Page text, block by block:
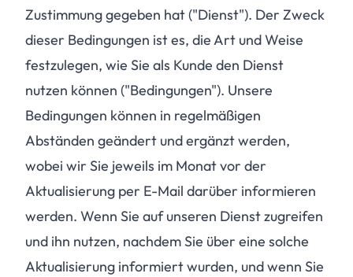
Zustimmung gegeben hat ("Dienst"). Der Zweck
dieser Bedingungen ist es, die Art und Weise
festzulegen, wie Sie als Kunde den Dienst
nutzen können ("Bedingungen"). Unsere
Bedingungen können in regelmäßigen
Abständen geändert und ergänzt werden,
wobei wir Sie jeweils im Monat vor der
Aktualisierung per E-Mail darüber informieren
werden. Wenn Sie auf unseren Dienst zugreifen
und ihn nutzen, nachdem Sie über eine solche
Aktualisierung informiert wurden, und wenn Sie